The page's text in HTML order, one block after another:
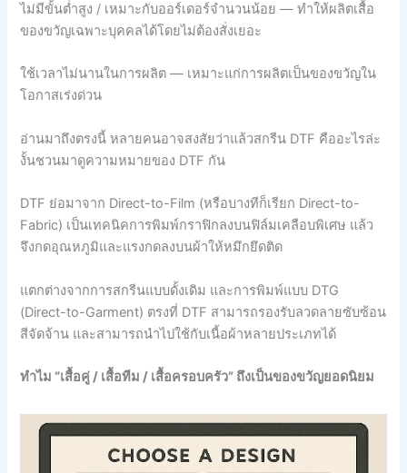
ไม่มีขั้นต่ำสูง / เหมาะกับออร์เดอร์จำนวนน้อย — ทำให้ผลิตเสื้อ
ของขวัญเฉพาะบุคคลได้โดยไม่ต้องสั่งเยอะ
ใช้เวลาไม่นานในการผลิต — เหมาะแก่การผลิตเป็นของขวัญใน
โอกาสเร่งด่วน
อ่านมาถึงตรงนี้ หลายคนอาจสงสัยว่าแล้วสกรีน DTF คืออะไรล่ะ
งั้นชวนมาดูความหมายของ DTF กัน
DTF ย่อมาจาก Direct-to-Film (หรือบางทีก็เรียก Direct-to-
Fabric) เป็นเทคนิคการพิมพ์กราฟิกลงบนฟิล์มเคลือบพิเศษ แล้ว
จึงกดอุณหภูมิและแรงกดลงบนผ้าให้หมึกยึดติด
แตกต่างจากการสกรีนแบบดั้งเดิม และการพิมพ์แบบ DTG
(Direct-to-Garment) ตรงที่ DTF สามารถรองรับลวดลายซับซ้อน
สีจัดจ้าน และสามารถนำไปใช้กับเนื้อผ้าหลายประเภทได้
ทำไม “เสื้อคู่ / เสื้อทีม / เสื้อครอบครัว” ถึงเป็นของขวัญยอดนิยม